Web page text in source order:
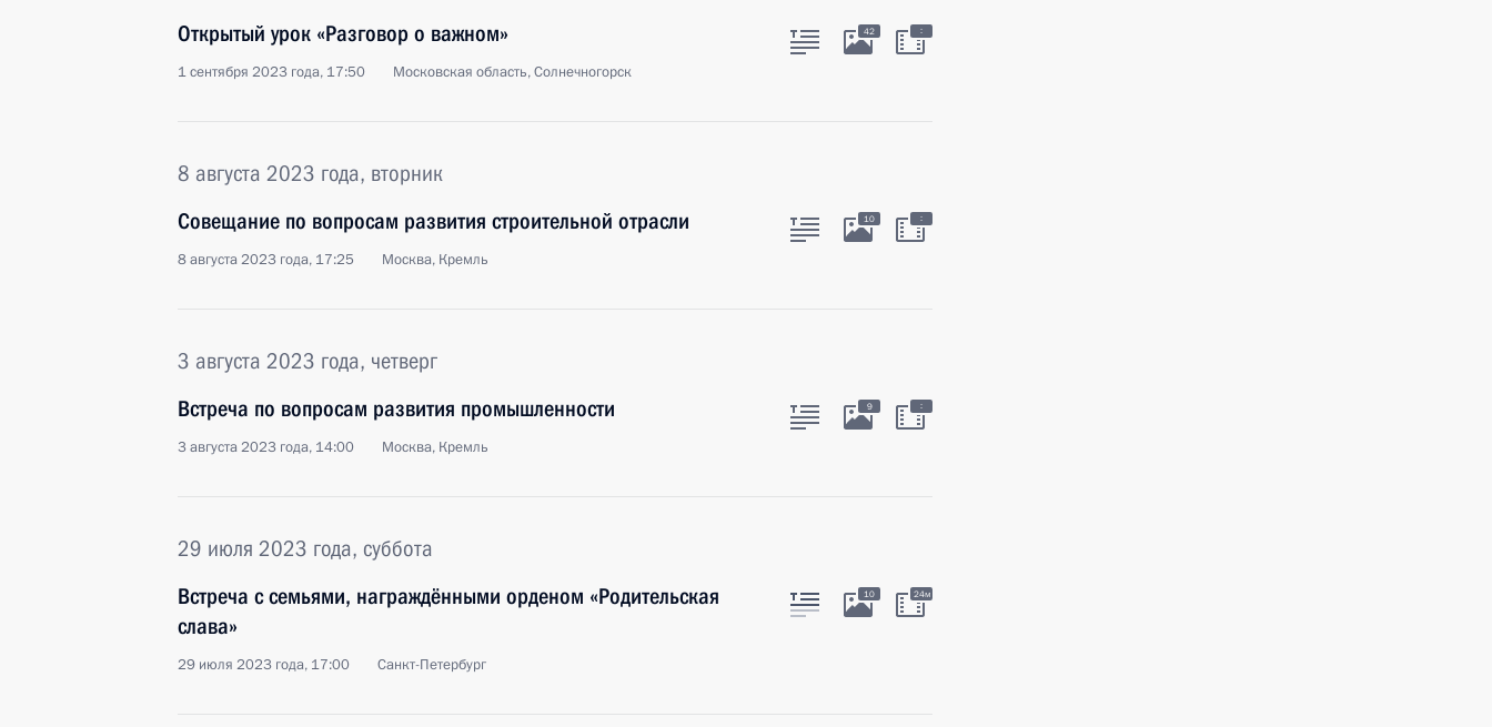
Открытый урок «Разговор о важном»
1 сентября 2023 года, 17:50 Московская область, Солнечногорск
42 :
8 августа 2023 года, вторник
Совещание по вопросам развития строительной отрасли
8 августа 2023 года, 17:25 Москва, Кремль
10 :
3 августа 2023 года, четверг
Встреча по вопросам развития промышленности
3 августа 2023 года, 14:00 Москва, Кремль
9 :
29 июля 2023 года, суббота
Встреча с семьями, награждёнными орденом «Родительская
слава»
29 июля 2023 года, 17:00 Санкт-Петербург
10 24м